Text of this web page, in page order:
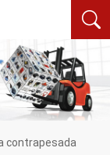
contrapesada